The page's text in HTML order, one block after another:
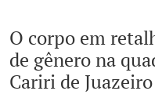
O corpo em
de gênero na
Cariri de